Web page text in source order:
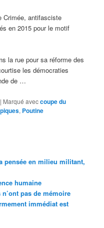
Crimée, antifasciste
en 2015 pour le motif
la rue pour sa réforme des
les démocraties
de …
| Marqué aveccoupe du
, Poutine
pensée en milieu militant,
humaine
pas de mémoire
immédiat est